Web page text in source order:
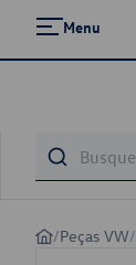
Menu
/Peças VW/